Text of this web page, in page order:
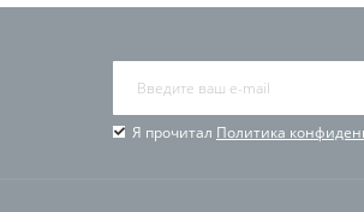
Я прочитал Политика